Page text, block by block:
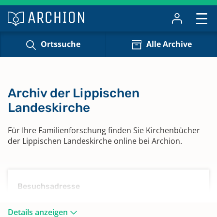
Ortssuche Alle Archive
Archiv der Lippischen
Landeskirche
Für Ihre Familienforschung finden Sie Kirchenbücher
der Lippischen Landeskirche online bei Archion.
Besuchsadresse
Leopoldstraße 27
Details anzeigen